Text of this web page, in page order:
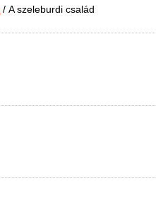
/ A szeleburdi család